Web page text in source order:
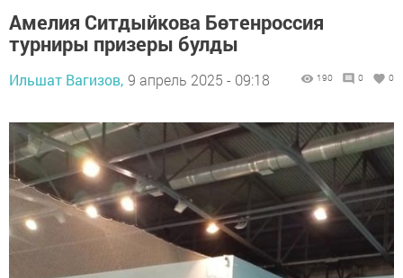
Амелия Ситдыйкова Бөтенроссия
турниры призеры булды
Ильшат Вагизов, 9 апрель 2025 - 09:18 190 0 0